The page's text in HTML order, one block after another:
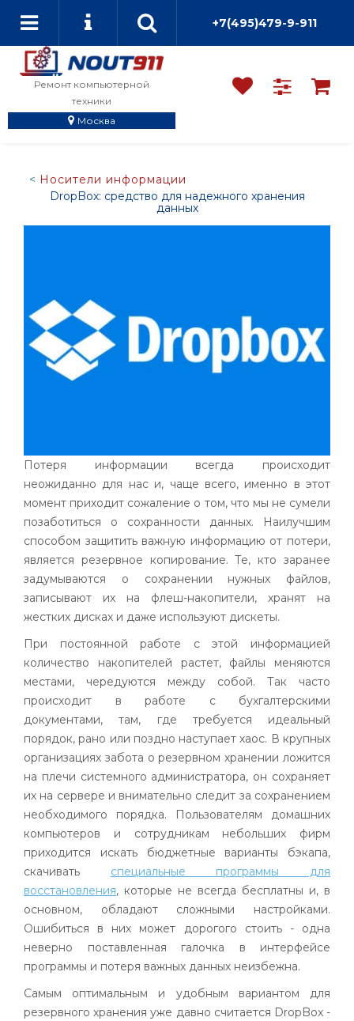
+7(495)479-9-911
Ремонт компьютерной
техники
Москва
Носители информации
DropBox: средство для надежного хранения
данных
Потеря информации всегда происходит
неожиданно для нас и, чаще всего, именно в этот
момент приходит сожаление о том, что мы не сумели
позаботиться о сохранности данных. Наилучшим
способом защитить важную информацию от потери,
является резервное копирование. Те, кто заранее
задумываются о сохранении нужных файлов,
записывают их на флеш-накопители, хранят на
жестких дисках и даже используют дискеты.
При постоянной работе с этой информацией
количество накопителей растет, файлы меняются
местами, чередуются между собой. Так часто
происходит в работе с бухгалтерскими
документами, там, где требуется идеальный
порядок, рано или поздно наступает хаос. В крупных
организациях забота о резервном хранении ложится
на плечи системного администратора, он сохраняет
их на сервере и внимательно следит за сохранением
необходимого порядка. Пользователям домашних
компьютеров и сотрудникам небольших фирм
приходится искать бюджетные варианты бэкапа,
скачивать специальные программы для
восстановления, которые не всегда бесплатны и, в
основном, обладают сложными настройками.
Ошибиться в них может дорогого стоить - одна
неверно поставленная галочка в интерфейсе
программы и потеря важных данных неизбежна.
Самым оптимальным и удобным вариантом для
резервного хранения уже давно считается DropBox-